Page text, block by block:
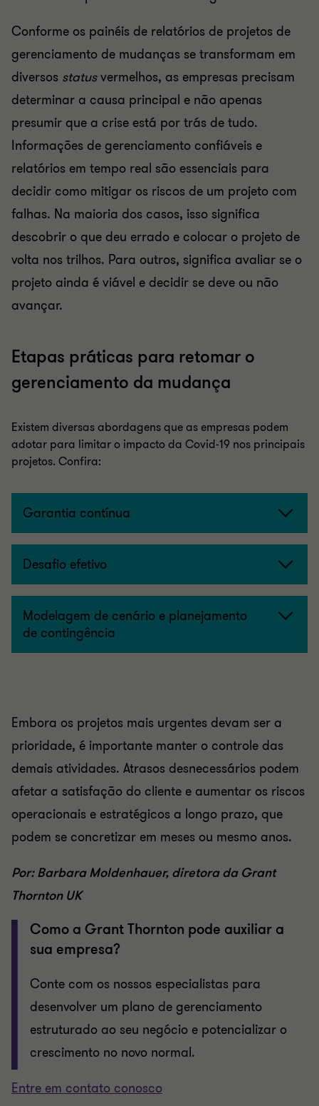
Conforme os painéis de relatórios de projetos de
gerenciamento de mudanças se transformam em
diversos statusvermelhos, as empresas precisam
determinar a causa principal e não apenas
presumir que a crise está por trás de tudo.
Informações de gerenciamento confiáveis ​​e
relatórios em tempo real são essenciais para
decidir como mitigar os riscos de um projeto com
falhas. Na maioria dos casos, isso significa
descobrir o que deu errado e colocar o projeto de
volta nos trilhos. Para outros, significa avaliar se o
projeto ainda é viável e decidir se deve ou não
avançar.
Etapas práticas para retomar o
gerenciamento da mudança
Existem diversas abordagens que as empresas podem
adotar para limitar o impacto da Covid-19 nos principais
projetos. Confira:
Garantia contínua
Desafio efetivo
Modelagem de cenário e planejamento
de contingência
Embora os projetos mais urgentes devam ser a
prioridade, é importante manter o controle das
demais atividades. Atrasos desnecessários podem
afetar a satisfação do cliente e aumentar os riscos
operacionais e estratégicos a longo prazo, que
podem se concretizar em meses ou mesmo anos.
Por: Barbara Moldenhauer, diretora da Grant
Thornton UK
Como a Grant Thornton pode auxiliar a
sua empresa?
Conte com os nossos especialistas para
desenvolver um plano de gerenciamento
estruturado ao seu negócio e potencializar o
crescimento no novo normal.
Entre em contato conosco